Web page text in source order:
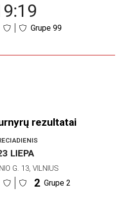
Grupe 99
rezultatai
LIEPA
G. 13, VILNIUS
2 Grupe 2